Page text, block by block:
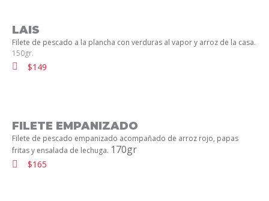
LAIS
Filete de pescado a la plancha con verduras al vapor y arroz de la casa.
150gr.
$149
FILETE EMPANIZADO
Filete de pescado empanizado acompañado de arroz rojo, papas
fritas y ensalada de lechuga. 170gr
$165